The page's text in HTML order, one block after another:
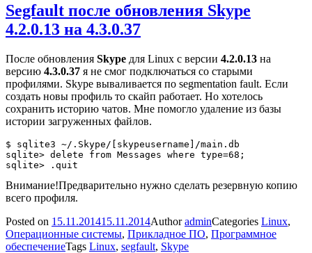
Segfault после обновления Skype
4.2.0.13 на 4.3.0.37
После обновления Skype для Linux с версии 4.2.0.13 на
версию 4.3.0.37 я не смог подключаться со старыми
профилями. Skype вываливается по segmentation fault. Если
создать новы профиль то скайп работает. Но хотелось
сохранить историю чатов. Мне помогло удаление из базы
истории загруженных файлов.
$ sqlite3 ~/.Skype/[skypeusername]/main.db
sqlite> delete from Messages where type=68;
sqlite> .quit
Внимание!Предварительно нужно сделать резервную копию
всего профиля.
Posted on 15.11.201415.11.2014AuthoradminCategories Linux,
Операционные системы, Прикладное ПО, Программное
обеспечениеTags Linux, segfault, Skype